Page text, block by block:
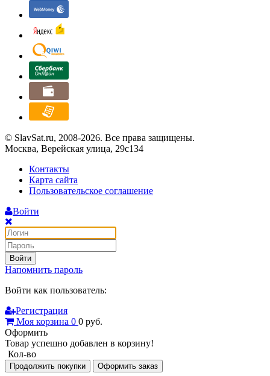
© SlavSat.ru, 2008-2026. Все права защищены.
Москва, Верейская улица, 29с134
Контакты
Карта сайта
Пользовательское соглашение
Войти
Войти
Напомнить пароль
Войти как пользователь:
Регистрация
Моя корзина 0 0 руб.
Оформить
Товар успешно добавлен в корзину!
Кол-во
Продолжить покупки Оформить заказ